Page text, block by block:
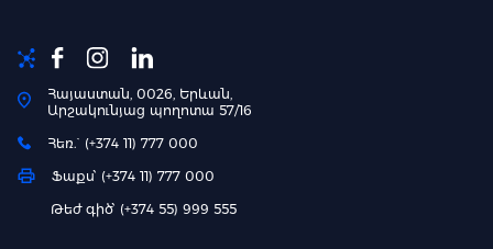
Հայաստան, 0026, Երևան,
Արշակունյաց պողոտա 57/16
Հեռ.` (+374 11) 777 000
Ֆաքս՝ (+374 11) 777 000
Թեժ գիծ՝ (+374 55) 999 555